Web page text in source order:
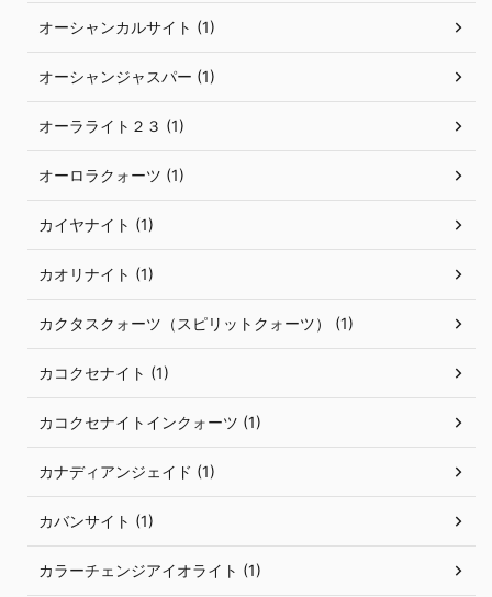
オーシャンカルサイト (1)
オーシャンジャスパー (1)
オーラライト２３ (1)
オーロラクォーツ (1)
カイヤナイト (1)
カオリナイト (1)
カクタスクォーツ（スピリットクォーツ） (1)
カコクセナイト (1)
カコクセナイトインクォーツ (1)
カナディアンジェイド (1)
カバンサイト (1)
カラーチェンジアイオライト (1)